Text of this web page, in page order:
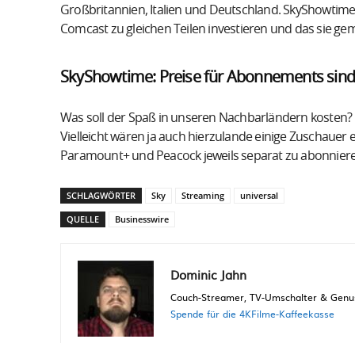
Großbritannien, Italien und Deutschland.
Comcast zu gleichen Teilen investieren und das sie
SkyShowtime: Preise für Abonnements
Was soll der Spaß in unseren Nachbarländern
Vielleicht wären ja auch hierzulande einige
Paramount+ und Peacock jeweils separat zu
SCHLAGWÖRTER Sky Streaming
universal
QUELLE
Businesswire
Dominic Jahn
Couch-Streamer, TV-Umschalter &
Spende für die 4KFilme-Kaffeekasse